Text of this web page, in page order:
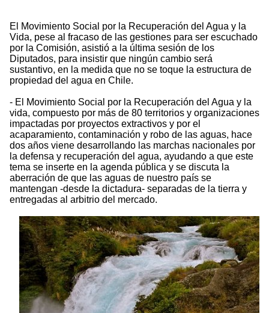
El Movimiento Social por la Recuperación del Agua y la
Vida, pese al fracaso de las gestiones para ser escuchado
por la Comisión, asistió a la última sesión de los
Diputados, para insistir que ningún cambio será
sustantivo, en la medida que no se toque la estructura de
propiedad del agua en Chile.
- El Movimiento Social por la Recuperación del Agua y la
vida, compuesto por más de 80 territorios y organizaciones
impactadas por proyectos extractivos y por el
acaparamiento, contaminación y robo de las aguas, hace
dos años viene desarrollando las marchas nacionales por
la defensa y recuperación del agua, ayudando a que este
tema se inserte en la agenda pública y se discuta la
aberración de que las aguas de nuestro país se
mantengan -desde la dictadura- separadas de la tierra y
entregadas al arbitrio del mercado.